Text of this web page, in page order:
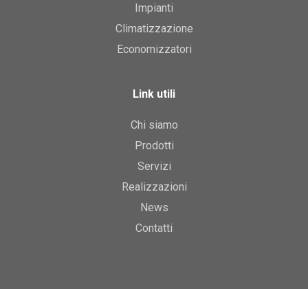
Impianti
Climatizzazione
Economizzatori
Link utili
Chi siamo
Prodotti
Servizi
Realizzazioni
News
Contatti